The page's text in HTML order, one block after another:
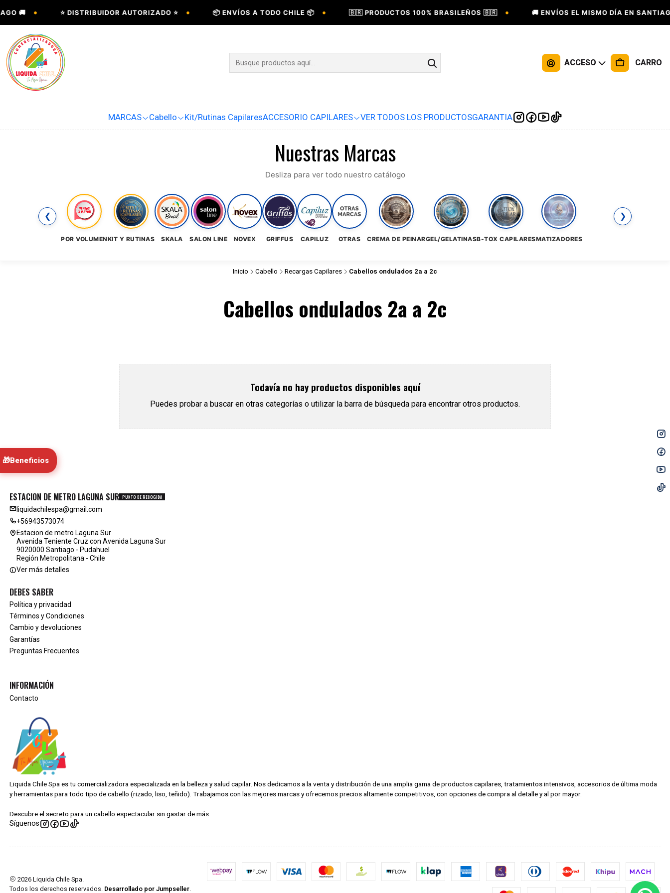
🎁Beneficios
🚚 ⭐ DISTRIBUIDOR AUTORIZADO ⭐ 📦 ENVÍOS A TODO CHILE 📦 • 🇧🇷 PRODUCTOS 100% BRASILEÑOS 🇧🇷 • 🚚 ENVÍOS EL MISMO DÍA EN SANTIAGO
ACCESO CARRO
MARCAS Cabello Kit/Rutinas CapilaresACCESORIO CAPILARES VER TODOS LOS PRODUCTOSGARANTIA
Nuestras Marcas
Desliza para ver todo nuestro catálogo
POR VOLUMENKIT Y RUTINAS SKALA SALON LINE NOVEX GRIFFUS CAPILUZ OTRAS CREMA DE PEINARGEL/GELATINASB-TOX CAPILARESMATIZADORES
❮ ❯
Inicio Cabello Recargas Capilares Cabellos ondulados 2a a 2c
Cabellos ondulados 2a a 2c
Todavía no hay productos disponibles aquí
Puedes probar a buscar en otras categorías o utilizar la barra de búsqueda para encontrar otros productos.
ESTACION DE METRO LAGUNA SUR PUNTO DE RECOGIDA
liquidachilespa@gmail.com
+56943573074
Estacion de metro Laguna Sur
Avenida Teniente Cruz con Avenida Laguna Sur
9020000 Santiago - Pudahuel
Región Metropolitana - Chile
Ver más detalles
DEBES SABER
Política y privacidad
Términos y Condiciones
Cambio y devoluciones
Garantías
Preguntas Frecuentes
INFORMACIÓN
Contacto
Liquida Chile Spa es tu comercializadora especializada en la belleza y salud capilar. Nos dedicamos a la venta y distribución de una amplia gama de productos capilares, tratamientos intensivos, accesorios de última moda
y herramientas para todo tipo de cabello (rizado, liso, teñido). Trabajamos con las mejores marcas y ofrecemos precios altamente competitivos, con opciones de compra al detalle y al por mayor.
Descubre el secreto para un cabello espectacular sin gastar de más.
Síguenos
2026 Liquida Chile Spa.
Todos los derechos reservados. Desarrollado por Jumpseller.